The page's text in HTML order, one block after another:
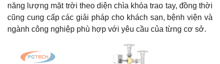
năng lượng mặt trời theo diện chìa khóa trao tay, đồng thời
cũng cung cấp các giải pháp cho khách sạn, bệnh viện và
ngành công nghiệp phù hợp với yêu cầu của từng cơ sở.